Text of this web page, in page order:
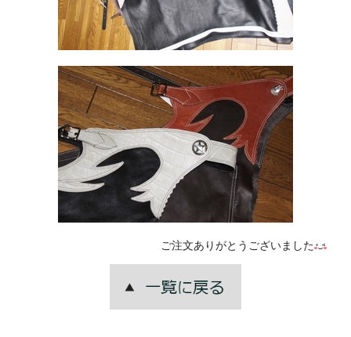
ご注文ありがとうございました